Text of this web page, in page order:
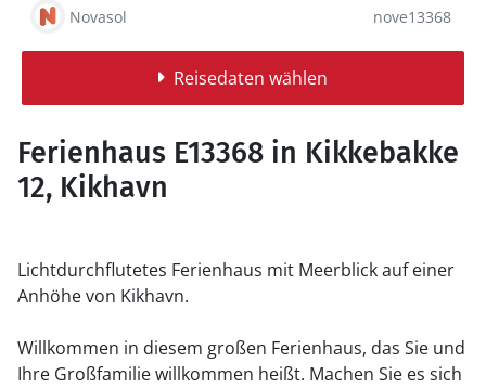
Novasol nove13368
Reisedaten wählen
Ferienhaus E13368 in Kikkebakke
12, Kikhavn
Lichtdurchflutetes Ferienhaus mit Meerblick auf einer
Anhöhe von Kikhavn.
Willkommen in diesem großen Ferienhaus, das Sie und
Ihre Großfamilie willkommen heißt. Machen Sie es sich